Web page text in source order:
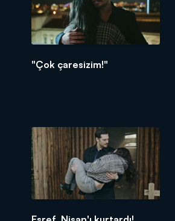
"Çok çaresizim!"